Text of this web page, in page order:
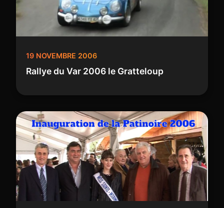
19 NOVEMBRE 2006
Rallye du Var 2006 le Gratteloup